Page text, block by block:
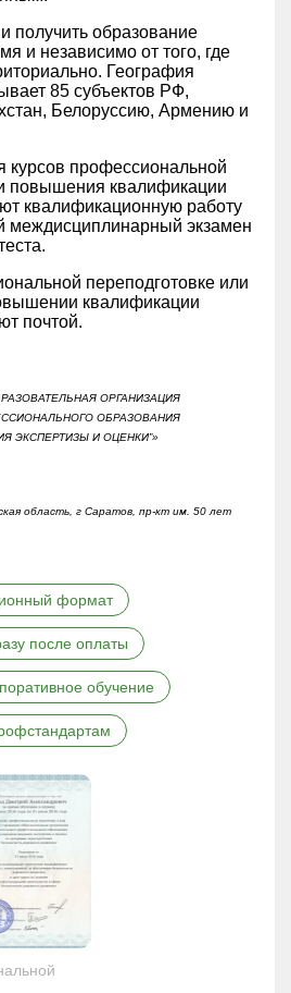
формат
после оплаты
обучение
получить образование
и независимо от того, где
География
85 субъектов РФ,
Белоруссию, Армению и
курсов профессиональной
повышения квалификации
квалификационную работу
междисциплинарный экзамен
переподготовке или
квалификации
почтой.
ОРГАНИЗАЦИЯ
ОБРАЗОВАНИЯ
ЭКСПЕРТИЗЫ И ОЦЕНКИ”»
область, г Саратов, пр-кт им. 50 лет